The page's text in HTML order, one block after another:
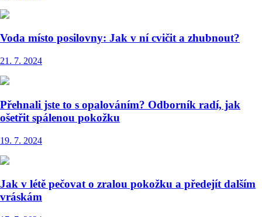
Voda místo posilovny: Jak v ní cvičit a zhubnout?
21. 7. 2024
Přehnali jste to s opalováním? Odborník radí, jak
ošetřit spálenou pokožku
19. 7. 2024
Jak v létě pečovat o zralou pokožku a předejít dalším
vráskám